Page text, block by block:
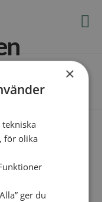
×
tekniska
för olika
ger du